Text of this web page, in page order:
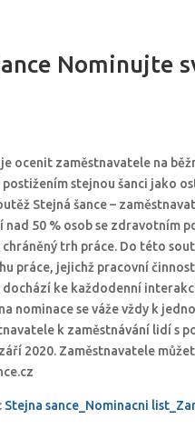
Nominujte
ocenit zaměstnavatele na
stejnou šanci jako
Stejná šance –
nad 50 % osob se zdravotním
chráněný trh práce. Do této
práce, jejichž pracovní
ke každodenní
nominace se váže vždy k
k zaměstnávání lidí s
2020. Zaměstnavatele
Stejna sance_Nominacni